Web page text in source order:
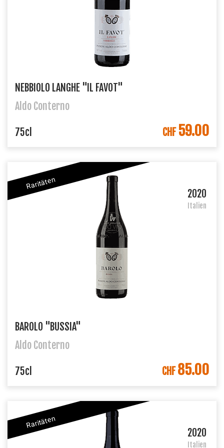
NEBBIOLO LANGHE "IL FAVOT"
Aldo Conterno
IN DEN WARENKORB
75cl CHF 59.00
Raritäten
2020
Italien
BAROLO "BUSSIA"
Aldo Conterno
IN DEN WARENKORB
75cl CHF85.00
Raritäten
2020
Italien